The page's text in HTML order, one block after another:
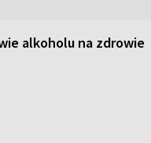
alkoholu na zdrowie